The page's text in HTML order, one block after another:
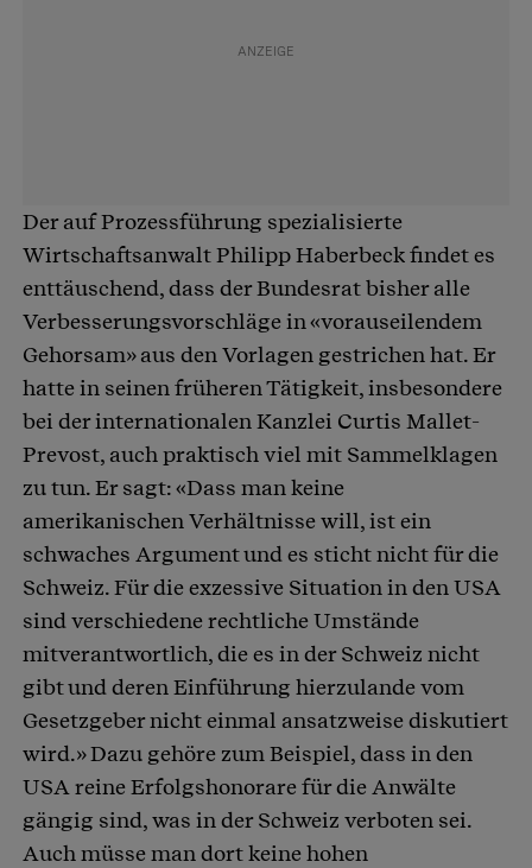
Der auf Prozessführung spezialisierte
Wirtschaftsanwalt Philipp Haberbeck findet es
enttäuschend, dass der Bundesrat bisher alle
Verbesserungsvorschläge in «vorauseilendem
Gehorsam» aus den Vorlagen gestrichen hat. Er
hatte in seinen früheren Tätigkeit, insbesondere
bei der internationalen Kanzlei Curtis Mallet-
Prevost, auch praktisch viel mit Sammelklagen
zu tun. Er sagt: «Dass man keine
amerikanischen Verhältnisse will, ist ein
schwaches Argument und es sticht nicht für die
Schweiz. Für die exzessive Situation in den USA
sind verschiedene rechtliche Umstände
mitverantwortlich, die es in der Schweiz nicht
gibt und deren Einführung hierzulande vom
Gesetzgeber nicht einmal ansatzweise diskutiert
wird.» Dazu gehöre zum Beispiel, dass in den
USA reine Erfolgshonorare für die Anwälte
gängig sind, was in der Schweiz verboten sei.
Auch müsse man dort keine hohen